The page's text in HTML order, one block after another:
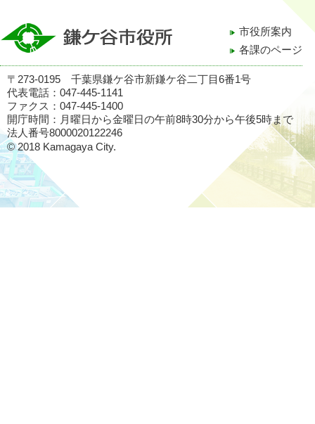
市役所案内
各課のページ
〒273-0195 千葉県鎌ケ谷市新鎌ケ谷二丁目6番1号
代表電話：047-445-1141
ファクス：047-445-1400
開庁時間：月曜日から金曜日の午前8時30分から午後5時まで
法人番号8000020122246
© 2018 Kamagaya City.